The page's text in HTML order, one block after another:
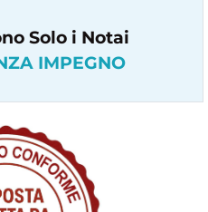
Solo i Notai
IMPEGNO